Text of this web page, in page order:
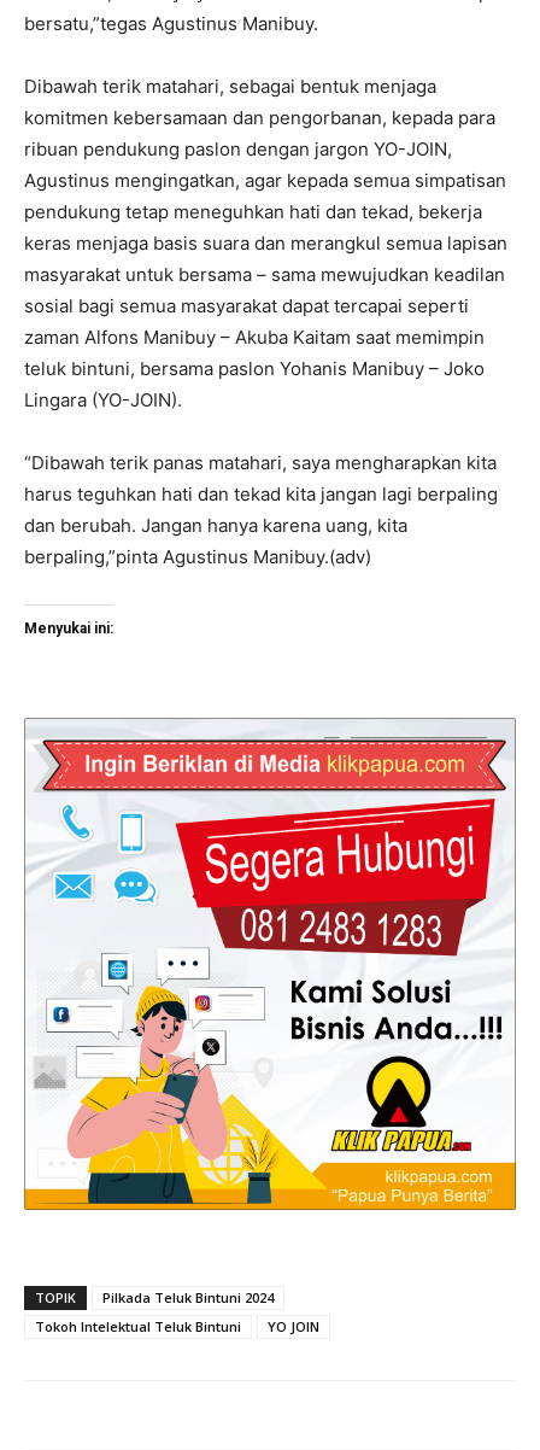
bersatu,”tegas Agustinus Manibuy.
Dibawah terik matahari, sebagai bentuk menjaga
komitmen kebersamaan dan pengorbanan, kepada para
ribuan pendukung paslon dengan jargon YO-JOIN,
Agustinus mengingatkan, agar kepada semua simpatisan
pendukung tetap meneguhkan hati dan tekad, bekerja
keras menjaga basis suara dan merangkul semua lapisan
masyarakat untuk bersama – sama mewujudkan keadilan
sosial bagi semua masyarakat dapat tercapai seperti
zaman Alfons Manibuy – Akuba Kaitam saat memimpin
teluk bintuni, bersama paslon Yohanis Manibuy – Joko
Lingara (YO-JOIN).
“Dibawah terik panas matahari, saya mengharapkan kita
harus teguhkan hati dan tekad kita jangan lagi berpaling
dan berubah. Jangan hanya karena uang, kita
berpaling,”pinta Agustinus Manibuy.(adv)
Menyukai ini:
TOPIK
Pilkada Teluk Bintuni 2024
Tokoh Intelektual Teluk Bintuni
YO JOIN